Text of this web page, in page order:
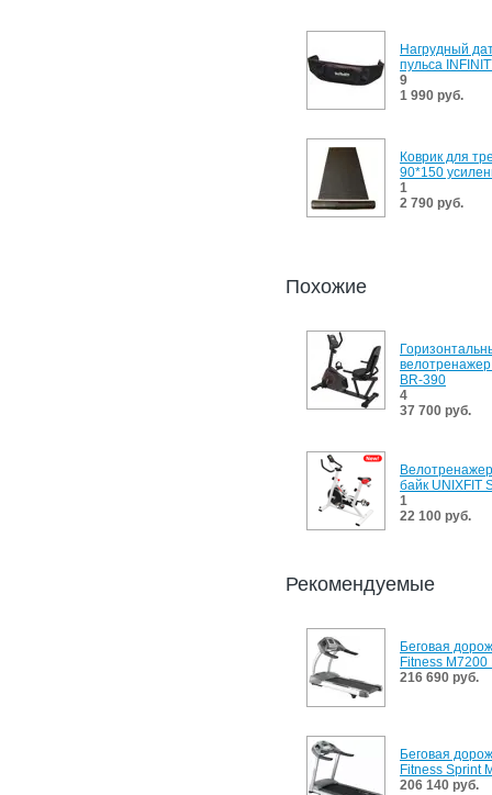
Нагрудный
пульса
9
1 990 руб.
Коврик для
90*150
1
2 790 руб.
Похожие
BR-390
4
37 700 руб.
байк UNIXFIT
1
22 100 руб.
Рекомендуемые
Беговая
Fitness M7200
216 690 руб.
Беговая
Fitness Sprint
206 140 руб.